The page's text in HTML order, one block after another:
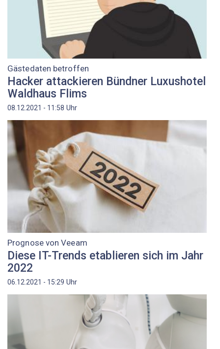
Gästedaten betroffen
Hacker attackieren Bündner Luxushotel
Waldhaus Flims
08.12.2021 - 11:58 Uhr
Prognose von Veeam
Diese IT-Trends etablieren sich im Jahr
2022
06.12.2021 - 15:29 Uhr